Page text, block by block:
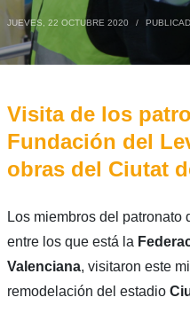
JUEVES, 22 OCTUBRE 2020 /
Visita de los
Fundación del
obras del Ciutat
Los miembros del patronato
entre los que está la
Valenciana, visitaron este
remodelación del estadio